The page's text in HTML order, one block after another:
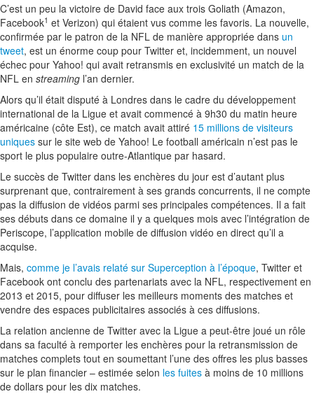
C’est un peu la victoire de David face aux trois Goliath (Amazon,
Facebook1 et Verizon) qui étaient vus comme les favoris. La nouvelle,
confirmée par le patron de la NFL de manière appropriée dans un
tweet, est un énorme coup pour Twitter et, incidemment, un nouvel
échec pour Yahoo! qui avait retransmis en exclusivité un match de la
NFL en streaming l’an dernier.
Alors qu’il était disputé à Londres dans le cadre du développement
international de la Ligue et avait commencé à 9h30 du matin heure
américaine (côte Est), ce match avait attiré 15 millions de visiteurs
uniques sur le site web de Yahoo! Le football américain n’est pas le
sport le plus populaire outre-Atlantique par hasard.
Le succès de Twitter dans les enchères du jour est d’autant plus
surprenant que, contrairement à ses grands concurrents, il ne compte
pas la diffusion de vidéos parmi ses principales compétences. Il a fait
ses débuts dans ce domaine il y a quelques mois avec l’intégration de
Periscope, l’application mobile de diffusion vidéo en direct qu’il a
acquise.
Mais, comme je l’avais relaté sur Superception à l’époque, Twitter et
Facebook ont conclu des partenariats avec la NFL, respectivement en
2013 et 2015, pour diffuser les meilleurs moments des matches et
vendre des espaces publicitaires associés à ces diffusions.
La relation ancienne de Twitter avec la Ligue a peut-être joué un rôle
dans sa faculté à remporter les enchères pour la retransmission de
matches complets tout en soumettant l’une des offres les plus basses
sur le plan financier – estimée selon les fuites à moins de 10 millions
de dollars pour les dix matches.